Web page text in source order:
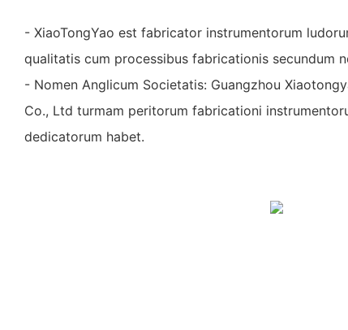
- XiaoTongYao est fabricator instrumentorum
qualitatis cum processibus fabricationis secundum
- Nomen Anglicum Societatis: Guangzhou
Co., Ltd turmam peritorum fabricationi
dedicatorum habet.